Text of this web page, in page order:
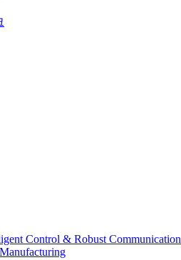
Control & Robust Communication